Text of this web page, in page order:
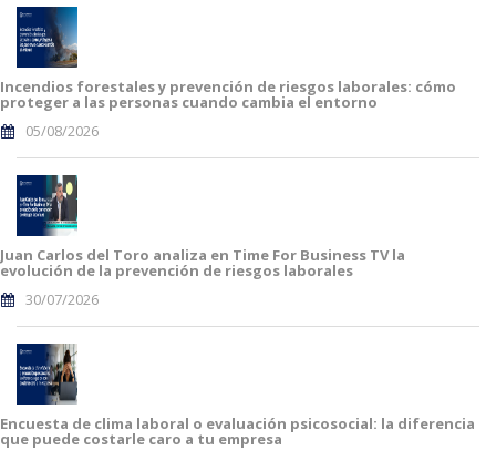
Incendios forestales y prevención de riesgos laborales: cómo
proteger a las personas cuando cambia el entorno
05/08/2026
Juan Carlos del Toro analiza en Time For Business TV la
evolución de la prevención de riesgos laborales
30/07/2026
Encuesta de clima laboral o evaluación psicosocial: la diferencia
que puede costarle caro a tu empresa